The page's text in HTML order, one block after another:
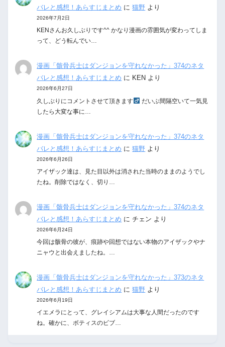
バレと感想！あらすじまとめ に猫野 より
2026年7月2日
KENさんお久しぶりです^^ かなり漫画の雰囲気が変わってしま
って、どう転んでい…
漫画「骸骨兵士はダンジョンを守れなかった」374のネタ
バレと感想！あらすじまとめ に KEN より
2026年6月27日
久しぶりにコメントさせて頂きます‍
だいぶ間隔空いて一気見
したら大変な事に…
漫画「骸骨兵士はダンジョンを守れなかった」374のネタ
バレと感想！あらすじまとめ に猫野 より
2026年6月26日
アイザック達は、見た目以外は消された当時のままのようでし
たね。削除ではなく、切り…
漫画「骸骨兵士はダンジョンを守れなかった」374のネタ
バレと感想！あらすじまとめ にチェン より
2026年6月24日
今回は骸骨の彼が、痕跡や回想ではない本物のアイザックやナ
ニャウと出会えましたね。…
漫画「骸骨兵士はダンジョンを守れなかった」373のネタ
バレと感想！あらすじまとめ に猫野 より
2026年6月19日
イエメラにとって、グレイシアムは大事な人間だったのです
ね。確かに、ボティスのビブ…